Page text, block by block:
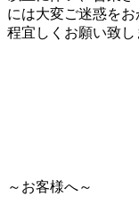
には大変ご迷惑を
程宜しくお願い致し
～お客様へ～